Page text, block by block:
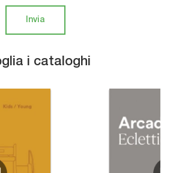
i cataloghi
Invia